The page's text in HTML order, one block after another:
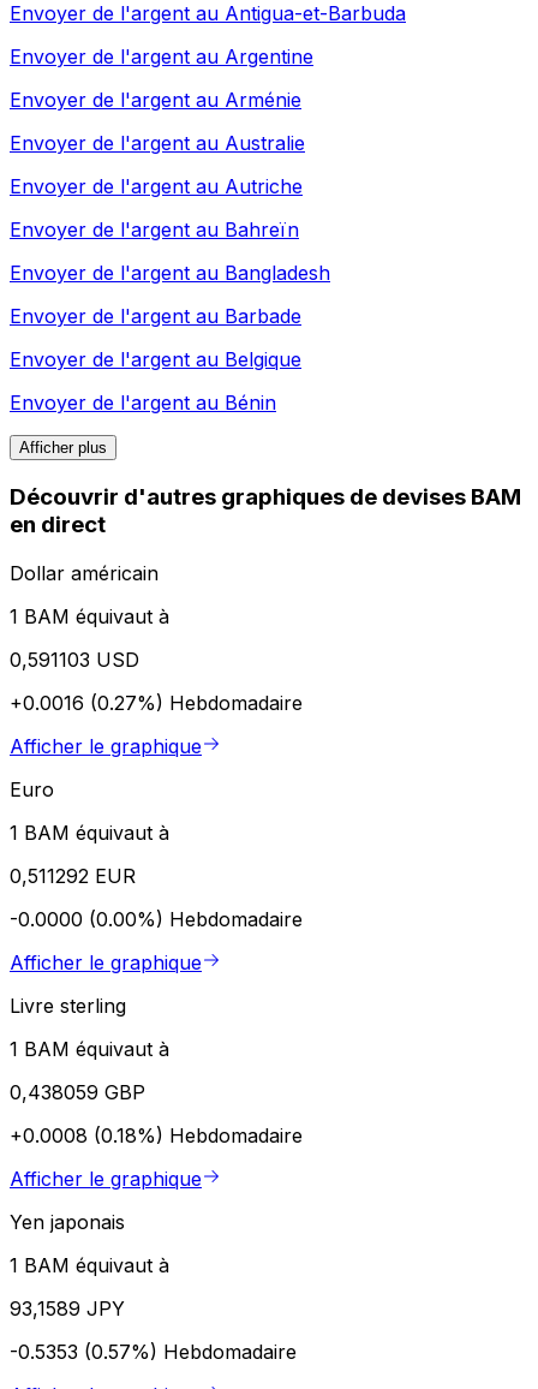
Envoyer de l'argent au Antigua-et-Barbuda
Envoyer de l'argent au Argentine
Envoyer de l'argent au Arménie
Envoyer de l'argent au Australie
Envoyer de l'argent au Autriche
Envoyer de l'argent au Bahreïn
Envoyer de l'argent au Bangladesh
Envoyer de l'argent au Barbade
Envoyer de l'argent au Belgique
Envoyer de l'argent au Bénin
Afficher plus
Découvrir d'autres graphiques de devises BAM
en direct
Dollar américain
1 BAM équivaut à
0,591103 USD
+0.0016 (0.27%) Hebdomadaire
Afficher le graphique
Euro
1 BAM équivaut à
0,511292 EUR
-0.0000 (0.00%) Hebdomadaire
Afficher le graphique
Livre sterling
1 BAM équivaut à
0,438059 GBP
+0.0008 (0.18%) Hebdomadaire
Afficher le graphique
Yen japonais
1 BAM équivaut à
93,1589 JPY
-0.5353 (0.57%) Hebdomadaire